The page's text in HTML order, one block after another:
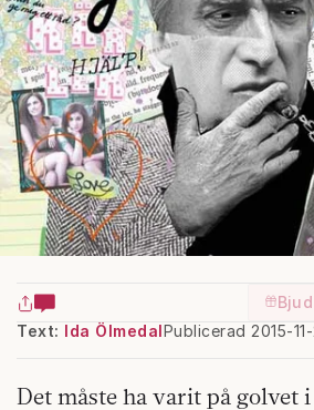
Text: Ida ÖlmedalPublicerad 2015-
Det måste ha varit på golvet